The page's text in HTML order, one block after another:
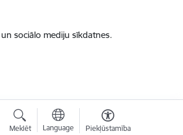
sociālo mediju sīkdatnes.
Meklēt Language Piekļūstamība